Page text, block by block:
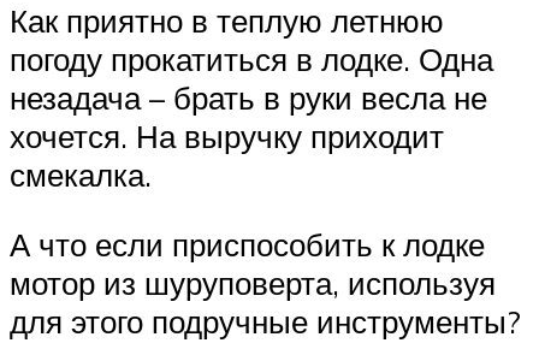
Как приятно в теплую летнюю
погоду прокатиться в лодке. Одна
незадача – брать в руки весла не
хочется. На выручку приходит
смекалка.
А что если приспособить к лодке
мотор из шуруповерта, используя
для этого подручные инструменты?